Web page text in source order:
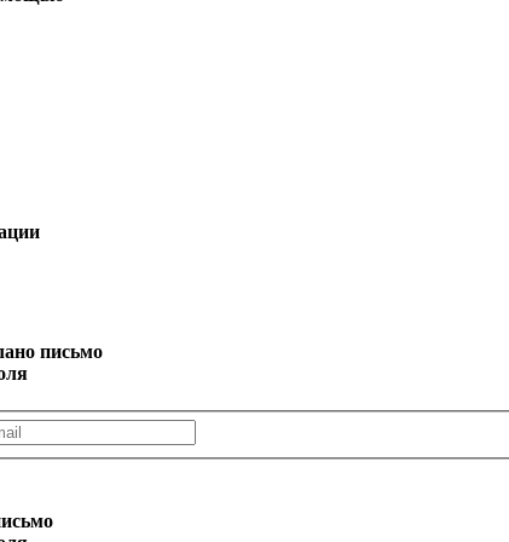
письмо